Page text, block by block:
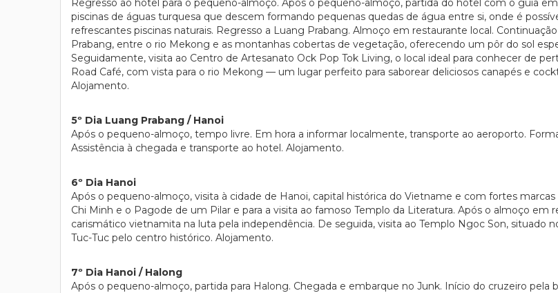
Regresso ao hotel para o pequeno-almoço. Após o pequeno-almoço, partida do hotel com o guia
piscinas de águas turquesa que descem formando pequenas quedas de água entre si, onde é
refrescantes piscinas naturais. Regresso a Luang Prabang. Almoço em restaurante local.
Prabang, entre o rio Mekong e as montanhas cobertas de vegetação, oferecendo um pôr do sol
Seguidamente, visita ao Centro de Artesanato Ock Pop Tok Living, o local ideal para conhecer de
Road Café, com vista para o rio Mekong — um lugar perfeito para saborear deliciosos canapés e
Alojamento.
5º Dia Luang Prabang / Hanoi
Após o pequeno-almoço, tempo livre. Em hora a informar localmente, transporte ao aeroporto.
Assistência à chegada e transporte ao hotel. Alojamento.
6º Dia Hanoi
Após o pequeno-almoço, visita à cidade de Hanoi, capital histórica do Vietname e com fortes
Chi Minh e o Pagode de um Pilar e para a visita ao famoso Templo da Literatura. Após o almoço em
carismático vietnamita na luta pela independência. De seguida, visita ao Templo Ngoc Son, situado
Tuc-Tuc pelo centro histórico. Alojamento.
7º Dia Hanoi / Halong
Após o pequeno-almoço, partida para Halong. Chegada e embarque no Junk. Início do cruzeiro